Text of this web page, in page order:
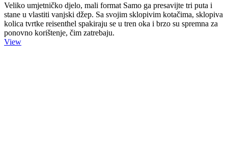
Veliko umjetničko djelo, mali format Samo ga presavijte tri puta i
stane u vlastiti vanjski džep. Sa svojim sklopivim kotačima, sklopiva
kolica tvrtke reisenthel spakiraju se u tren oka i brzo su spremna za
ponovno korištenje, čim zatrebaju.
View